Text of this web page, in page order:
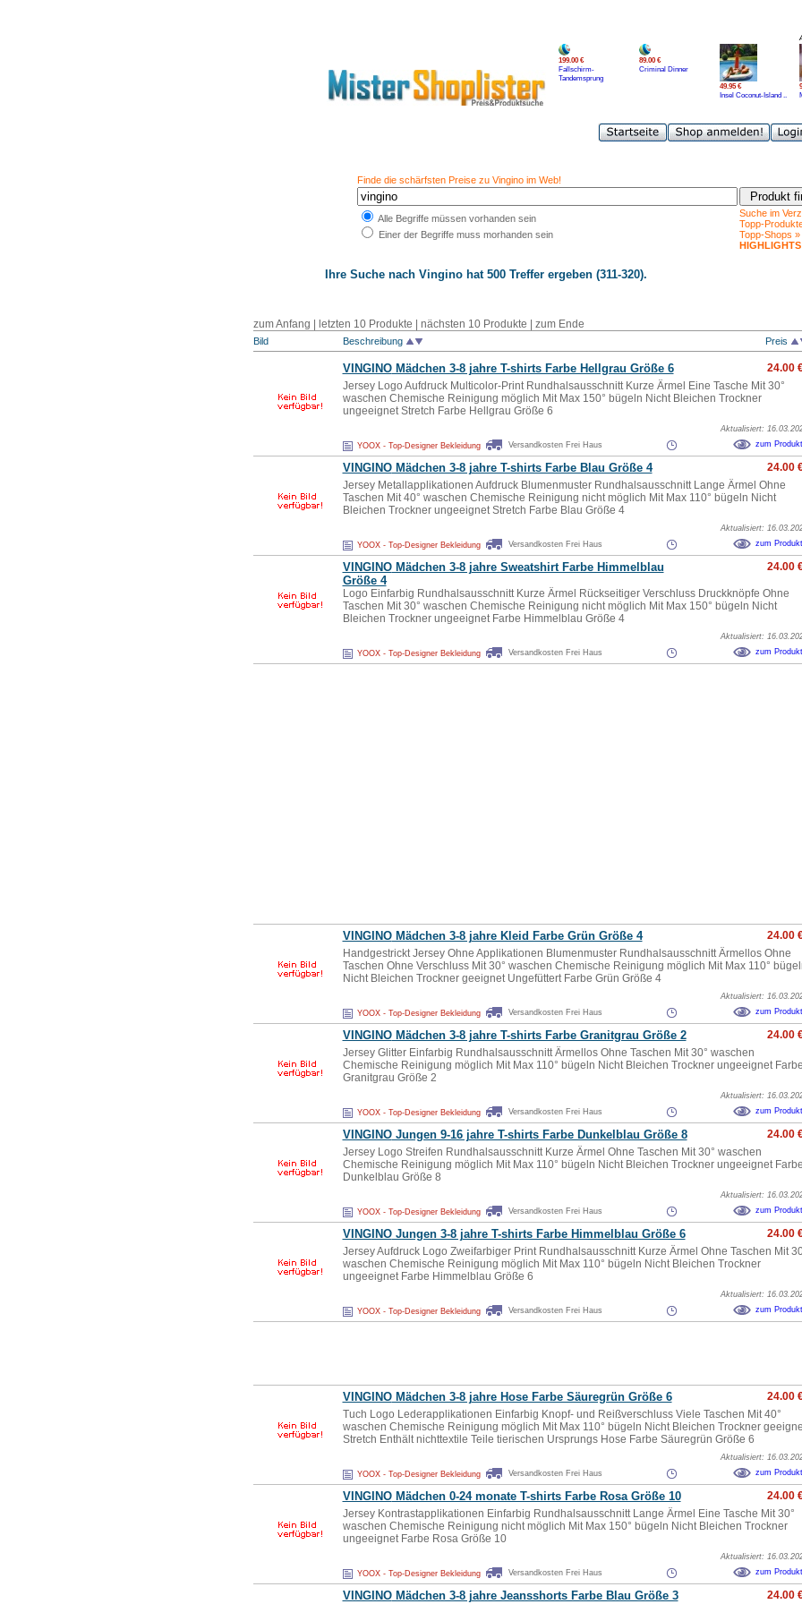
199.00 €
Fallschirm-
Tandemsprung
89.00 €
Criminal Dinner
49.95 €
Insel Coconut-Island ..
Finde die schärfsten Preise zu Vingino im Web!
Alle Begriffe müssen vorhanden sein
Einer der Begriffe muss morhanden sein
Suche im
Topp-
Topp-Shops »
Ihre Suche nach Vinginohat 500 Treffer ergeben (311-320).
zum Anfang letzten 10 Produkte nächsten 10 Produkte zum Ende
Bild Beschreibung Preis
VINGINOMädchen 3-8 jahre T-shirts Farbe Hellgrau Größe 6 24.00
Jersey Logo Aufdruck Multicolor-Print Rundhalsausschnitt Kurze Ärmel Eine Tasche Mit 30°
waschen Chemische Reinigung möglich Mit Max 150° bügeln Nicht Bleichen Trockner
ungeeignet Stretch Farbe Hellgrau Größe 6
Aktualisiert:
YOOX - Top-Designer Bekleidung
Versandkosten Frei Haus zum Produkt
VINGINOMädchen 3-8 jahre T-shirts Farbe Blau Größe 4 24.00
Jersey Metallapplikationen Aufdruck Blumenmuster Rundhalsausschnitt Lange Ärmel Ohne
Taschen Mit 40° waschen Chemische Reinigung nicht möglich Mit Max 110° bügeln Nicht
Bleichen Trockner ungeeignet Stretch Farbe Blau Größe 4
Aktualisiert:
YOOX - Top-Designer Bekleidung
Versandkosten Frei Haus zum Produkt
VINGINOMädchen 3-8 jahre Sweatshirt Farbe Himmelblau
Größe 4
24.00
Logo Einfarbig Rundhalsausschnitt Kurze Ärmel Rückseitiger Verschluss Druckknöpfe Ohne
Taschen Mit 30° waschen Chemische Reinigung nicht möglich Mit Max 150° bügeln Nicht
Bleichen Trockner ungeeignet Farbe Himmelblau Größe 4
Aktualisiert:
YOOX - Top-Designer Bekleidung
Versandkosten Frei Haus zum Produkt
VINGINOMädchen 3-8 jahre Kleid Farbe Grün Größe 4 24.00
Handgestrickt Jersey Ohne Applikationen Blumenmuster Rundhalsausschnitt Ärmellos Ohne
Taschen Ohne Verschluss Mit 30° waschen Chemische Reinigung möglich Mit Max 110°
Nicht Bleichen Trockner geeignet Ungefüttert Farbe Grün Größe 4
Aktualisiert:
YOOX - Top-Designer Bekleidung
Versandkosten Frei Haus zum Produkt
VINGINOMädchen 3-8 jahre T-shirts Farbe Granitgrau Größe 2 24.00
Jersey Glitter Einfarbig Rundhalsausschnitt Ärmellos Ohne Taschen Mit 30° waschen
Chemische Reinigung möglich Mit Max 110° bügeln Nicht Bleichen Trockner ungeeignet Farbe
Granitgrau Größe 2
Aktualisiert:
YOOX - Top-Designer Bekleidung
Versandkosten Frei Haus zum Produkt
VINGINOJungen 9-16 jahre T-shirts Farbe Dunkelblau Größe 8 24.00
Jersey Logo Streifen Rundhalsausschnitt Kurze Ärmel Ohne Taschen Mit 30° waschen
Chemische Reinigung möglich Mit Max 110° bügeln Nicht Bleichen Trockner ungeeignet Farbe
Dunkelblau Größe 8
Aktualisiert:
YOOX - Top-Designer Bekleidung
Versandkosten Frei Haus zum Produkt
VINGINOJungen 3-8 jahre T-shirts Farbe Himmelblau Größe 6 24.00
Jersey Aufdruck Logo Zweifarbiger Print Rundhalsausschnitt Kurze Ärmel Ohne Taschen Mit
waschen Chemische Reinigung möglich Mit Max 110° bügeln Nicht Bleichen Trockner
ungeeignet Farbe Himmelblau Größe 6
Aktualisiert:
YOOX - Top-Designer Bekleidung
Versandkosten Frei Haus zum Produkt
VINGINOMädchen 3-8 jahre Hose Farbe Säuregrün Größe 6 24.00
Tuch Logo Lederapplikationen Einfarbig Knopf- und Reißverschluss Viele Taschen Mit 40°
waschen Chemische Reinigung möglich Mit Max 110° bügeln Nicht Bleichen Trockner
Stretch Enthält nichttextile Teile tierischen Ursprungs Hose Farbe Säuregrün Größe 6
Aktualisiert:
YOOX - Top-Designer Bekleidung
Versandkosten Frei Haus zum Produkt
VINGINOMädchen 0-24 monate T-shirts Farbe Rosa Größe 10 24.00
Jersey Kontrastapplikationen Einfarbig Rundhalsausschnitt Lange Ärmel Eine Tasche Mit 30°
waschen Chemische Reinigung nicht möglich Mit Max 150° bügeln Nicht Bleichen Trockner
ungeeignet Farbe Rosa Größe 10
Aktualisiert:
YOOX - Top-Designer Bekleidung
Versandkosten Frei Haus zum Produkt
VINGINOMädchen 3-8 jahre Jeansshorts Farbe Blau Größe 3 24.00